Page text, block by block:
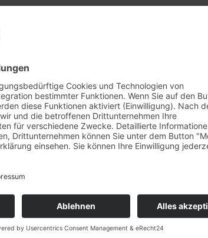
0
am 29.7. + 5.8.
in Rheinstetten leider nicht statt.